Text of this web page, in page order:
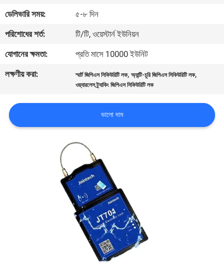
মান
নিয়ন্ত্রণ
যোগাযোগ
করুন
উদ্ধৃতির
জন্য
ডেলিভারি সময়:
৫-৮ দিন
পরিশোধের শর্ত:
টি/টি, ওয়েস্টার্ন ইউনিয়ন
যোগানের ক্ষমতা:
প্রতি মাসে 10000 ইউনিট
লক্ষণীয় করা:
স্মার্ট জিপিএস সিকিউরিটি লক,অ্যান্টি-চুরি জিপিএস সিকিউরিটি লক,
ওয়্যারলেস ট্র্যাকিং জিপিএস সিকিউরিটি লক
ভালো দাম